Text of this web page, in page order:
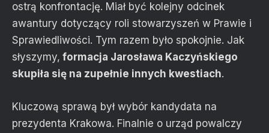
ostrą konfrontację. Miał być kolejny odcinek
awantury dotyczący roli stowarzyszeń w Prawie i
Sprawiedliwości. Tym razem było spokojnie. Jak
słyszymy, formacja Jarosława Kaczyńskiego
skupiła się na zupełnie innych kwestiach.
Kluczową sprawą był wybór kandydata na
prezydenta Krakowa. Finalnie o urząd powalczy